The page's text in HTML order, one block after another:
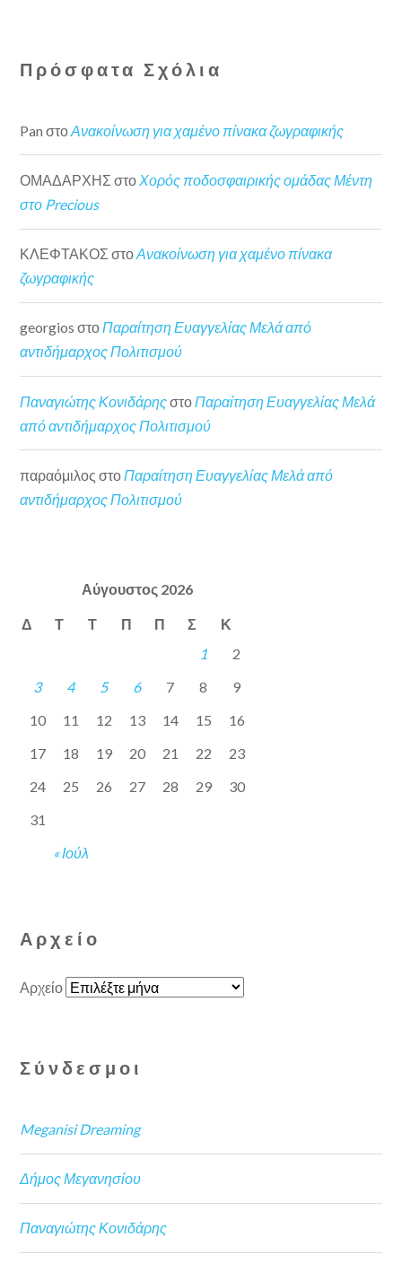
Πρόσφατα Σχόλια
Pan στοΑνακοίνωση για χαμένο πίνακα ζωγραφικής
ΟΜΑΔΑΡΧΗΣ στοΧορός ποδοσφαιρικής ομάδας Μέντη
στο Precious
ΚΛΕΦΤΑΚΟΣ στοΑνακοίνωση για χαμένο πίνακα
ζωγραφικής
georgios στοΠαραίτηση Ευαγγελίας Μελά από
αντιδήμαρχος Πολιτισμού
Παναγιώτης Κονιδάρηςστο Παραίτηση Ευαγγελίας Μελά
από αντιδήμαρχος Πολιτισμού
παραόμιλος στοΠαραίτηση Ευαγγελίας Μελά από
αντιδήμαρχος Πολιτισμού
Αύγουστος 2026
Δ Τ Τ Π Π Σ Κ
« Ιούλ
1
2
3
4 5 6 7 8
9
10
11 12 13 14 15
16
17
18 19 20 21 22
23
24
25 26 27 28 29
30
31
Αρχείο
Αρχείο
Σύνδεσμοι
Meganisi Dreaming
Δήμος Μεγανησίου
Παναγιώτης Κονιδάρης